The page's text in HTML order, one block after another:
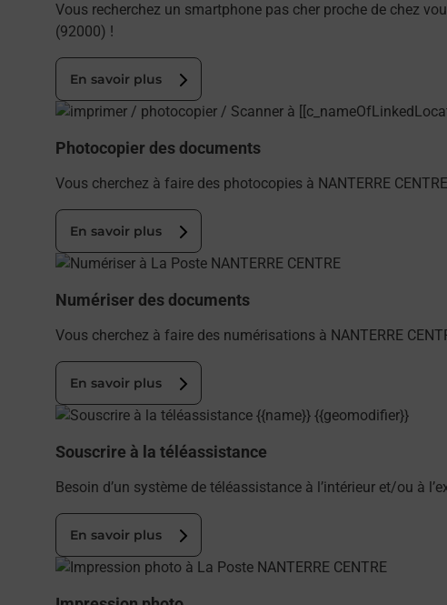
Vous recherchez un smartphone pas cher proche de chez
(92000) !
En savoir plus
En savoir plus
Photocopier des documents
Vous cherchez à faire des photocopies à NANTERRE
En savoir plus
En savoir plus
Numériser des documents
Vous cherchez à faire des numérisations à NANTERRE
En savoir plus
En savoir plus
Souscrire à la téléassistance
Besoin d’un système de téléassistance à l’intérieur et/ou à
En savoir plus
En savoir plus